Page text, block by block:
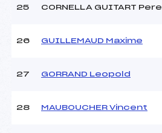
25 CORNELLA GUITART Pere
26 GUILLEMAUD Maxime
27 GORRAND Leopold
28 MAUBOUCHER Vincent